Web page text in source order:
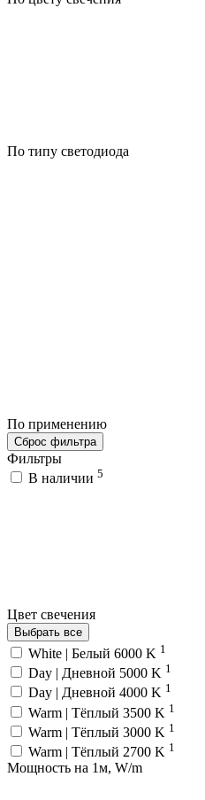
По типу светодиода
По применению
Сброс фильтра
Фильтры
В наличии 5
Цвет свечения
Выбрать все
White | Белый 6000 K 1
Day | Дневной 5000 K 1
Day | Дневной 4000 K 1
Warm | Тёплый 3500 K 1
Warm | Тёплый 3000 K 1
Warm | Тёплый 2700 K 1
Мощность на 1м, W/m